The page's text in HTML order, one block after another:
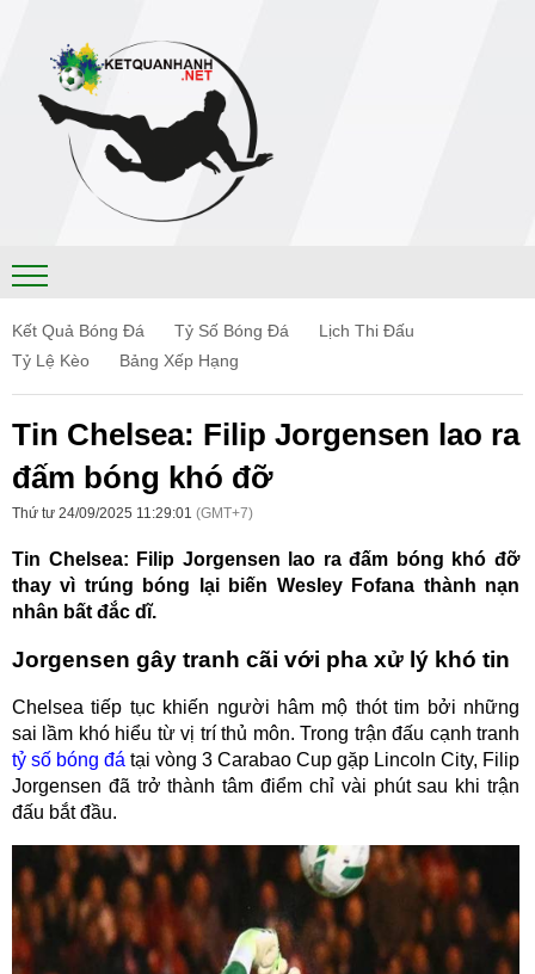
Kết Quả Bóng Đá Tỷ Số Bóng Đá
Lịch Thi Đấu
Tỷ Lệ Kèo
Bảng Xếp Hạng
Tin Chelsea: Filip Jorgensen lao ra
đấm bóng khó đỡ
Thứ tư 24/09/2025 11:29:01 (GMT+7)
Tin Chelsea: Filip Jorgensen lao ra đấm bóng khó đỡ
thay vì trúng bóng lại biến Wesley Fofana thành nạn
nhân bất đắc dĩ.
Jorgensen gây tranh cãi với pha xử lý khó tin
Chelsea tiếp tục khiến người hâm mộ thót tim bởi những
sai lầm khó hiểu từ vị trí thủ môn. Trong trận đấu cạnh tranh
tỷ số bóng đá tại vòng 3 Carabao Cup gặp Lincoln City, Filip
Jorgensen đã trở thành tâm điểm chỉ vài phút sau khi trận
đấu bắt đầu.